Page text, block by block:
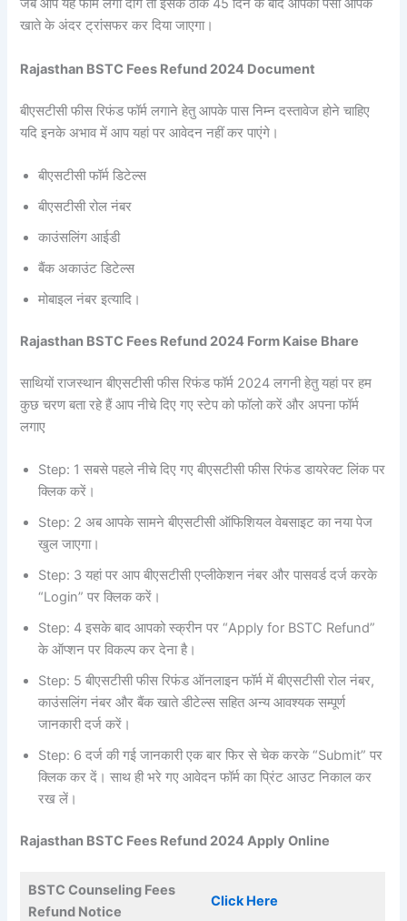
जब आप यह फॉर्म लगा दोगे तो इसके ठीक 45 दिन के बाद आपका पैसा आपके
खाते के अंदर ट्रांसफर कर दिया जाएगा।
Rajasthan BSTC Fees Refund 2024 Document
बीएसटीसी फीस रिफंड फॉर्म लगाने हेतु आपके पास निम्न दस्तावेज होने चाहिए
यदि इनके अभाव में आप यहां पर आवेदन नहीं कर पाएंगे।
बीएसटीसी फॉर्म डिटेल्स
बीएसटीसी रोल नंबर
काउंसलिंग आईडी
बैंक अकाउंट डिटेल्स
मोबाइल नंबर इत्यादि।
Rajasthan BSTC Fees Refund 2024 Form Kaise Bhare
साथियों राजस्थान बीएसटीसी फीस रिफंड फॉर्म 2024 लगनी हेतु यहां पर हम
कुछ चरण बता रहे हैं आप नीचे दिए गए स्टेप को फॉलो करें और अपना फॉर्म
लगाए
Step: 1 सबसे पहले नीचे दिए गए बीएसटीसी फीस रिफंड डायरेक्ट लिंक पर
क्लिक करें।
Step: 2 अब आपके सामने बीएसटीसी ऑफिशियल वेबसाइट का नया पेज
खुल जाएगा।
Step: 3 यहां पर आप बीएसटीसी एप्लीकेशन नंबर और पासवर्ड दर्ज करके
“Login” पर क्लिक करें।
Step: 4 इसके बाद आपको स्क्रीन पर “Apply for BSTC Refund”
के ऑप्शन पर विकल्प कर देना है।
Step: 5 बीएसटीसी फीस रिफंड ऑनलाइन फॉर्म में बीएसटीसी रोल नंबर,
काउंसलिंग नंबर और बैंक खाते डीटेल्स सहित अन्य आवश्यक सम्पूर्ण
जानकारी दर्ज करें।
Step: 6 दर्ज की गई जानकारी एक बार फिर से चेक करके “Submit” पर
क्लिक कर दें। साथ ही भरे गए आवेदन फॉर्म का प्रिंट आउट निकाल कर
रख लें।
Rajasthan BSTC Fees Refund 2024 Apply Online
BSTC Counseling Fees
Refund Notice
Click Here